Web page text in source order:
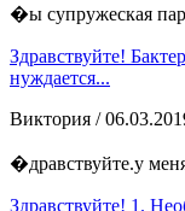
�ы супружеская
Здравствуйте!
нуждается...
Виктория /
�дравствуйте.у
Здравствуйте! 1.